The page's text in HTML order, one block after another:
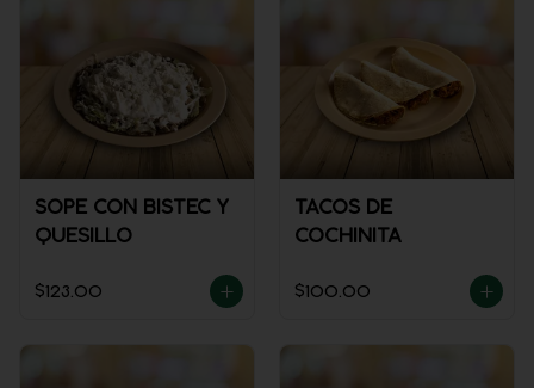
SOPE CON BISTEC Y
QUESILLO
$123.00
TACOS DE
COCHINITA
$100.00